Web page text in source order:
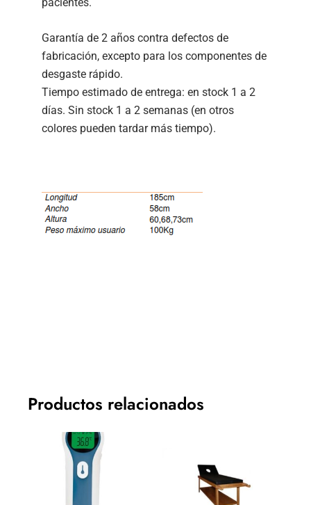
Garantía de 2 años contra defectos de
fabricación, excepto para los componentes de
desgaste rápido.
Tiempo estimado de entrega: en stock 1 a 2
días. Sin stock 1 a 2 semanas (en otros
colores pueden tardar más tiempo).
Productos relacionados